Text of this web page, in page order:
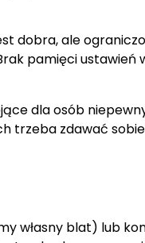
dobra, ale
pamięci ustawień
dla osób
trzeba zdawać
własny blat) lub